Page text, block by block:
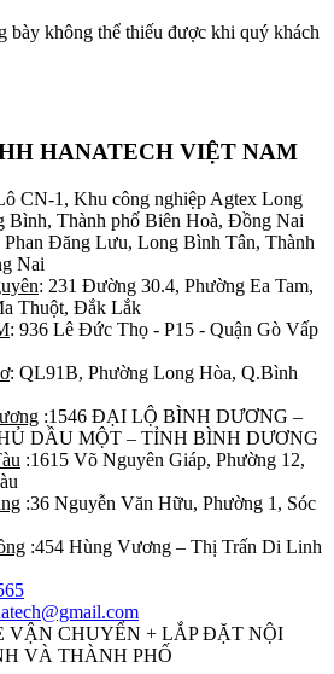
bày không thể thiếu được khi quý khách
HANATECH VIỆT NAM
CN-1, Khu công nghiệp Agtex Long
Bình, Thành phố Biên Hoà, Đồng Nai
Phan Đăng Lưu, Long Bình Tân, Thành
Nai
: 231 Đường 30.4, Phường Ea Tam,
Thuột, Đắk Lắk
: 936 Lê Đức Thọ - P15 - Quận Gò Vấp
: QL91B, Phường Long Hòa, Q.Bình
:1546 ĐẠI LỘ BÌNH DƯƠNG –
DẦU MỘT – TỈNH BÌNH DƯƠNG
:1615 Võ Nguyên Giáp, Phường 12,
:36 Nguyễn Văn Hữu, Phường 1, Sóc
:454 Hùng Vương – Thị Trấn Di Linh
VẬN CHUYỂN + LẮP ĐẶT NỘI
VÀ THÀNH PHỐ